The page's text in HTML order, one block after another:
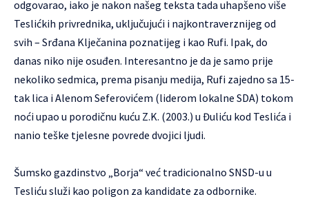
odgovarao, iako je nakon našeg teksta tada uhapšeno više
Teslićkih privrednika, uključujući i najkontraverznijeg od
svih – Srđana Klječanina poznatijeg i kao Rufi. Ipak, do
danas niko nije osuđen. Interesantno je da je samo prije
nekoliko sedmica, prema pisanju medija, Rufi zajedno sa 15-
tak lica i Alenom Seferovićem (liderom lokalne SDA) tokom
noći upao u porodičnu kuću Z.K. (2003.) u Đuliću kod Teslića i
nanio teške tjelesne povrede dvojici ljudi.
Šumsko gazdinstvo „Borja“ već tradicionalno SNSD-u u
Tesliću služi kao poligon za kandidate za odbornike.